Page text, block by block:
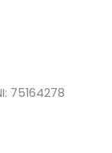
75164278